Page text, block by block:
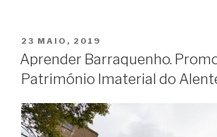
PUBLICADO
EM
23 MAIO, 2019
Aprender Barraquenho.
Património Imaterial do